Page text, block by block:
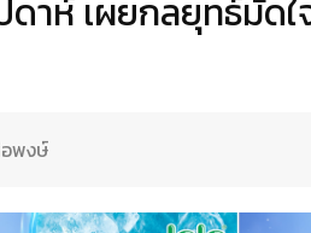
ดาห์ เผยกลยุทธ์มัด
พงษ์